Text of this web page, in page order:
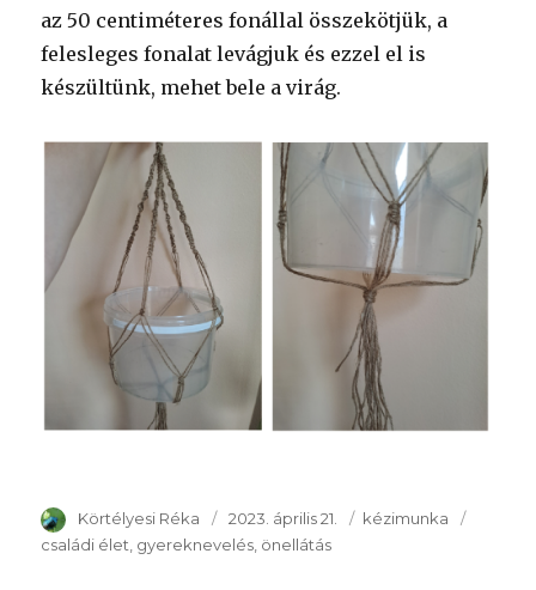
az 50 centiméteres fonállal összekötjük, a
felesleges fonalat levágjuk és ezzel el is
készültünk, mehet bele a virág.
Szerző
Körtélyesi Réka Publikálva
2023. április 21. Témakör
kézimunka
családi élet gyereknevelés önellátás